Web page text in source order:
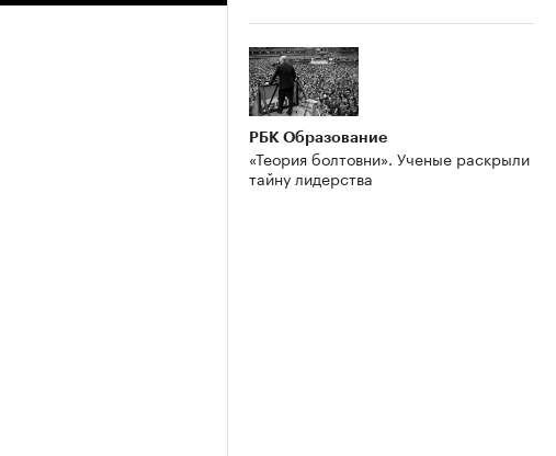
РБК Образование
«Теория болтовни». Ученые раскрыли
тайну лидерства